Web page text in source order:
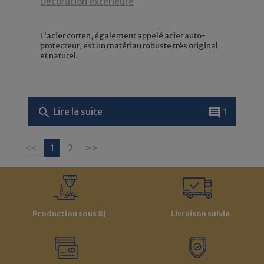
L'acier corten, également appelé acier auto-
protecteur, est un matériau robuste très original
et naturel.
search Lire la suite comment 1
<< 1 2 >>
Production sous 8J Livraison suivie